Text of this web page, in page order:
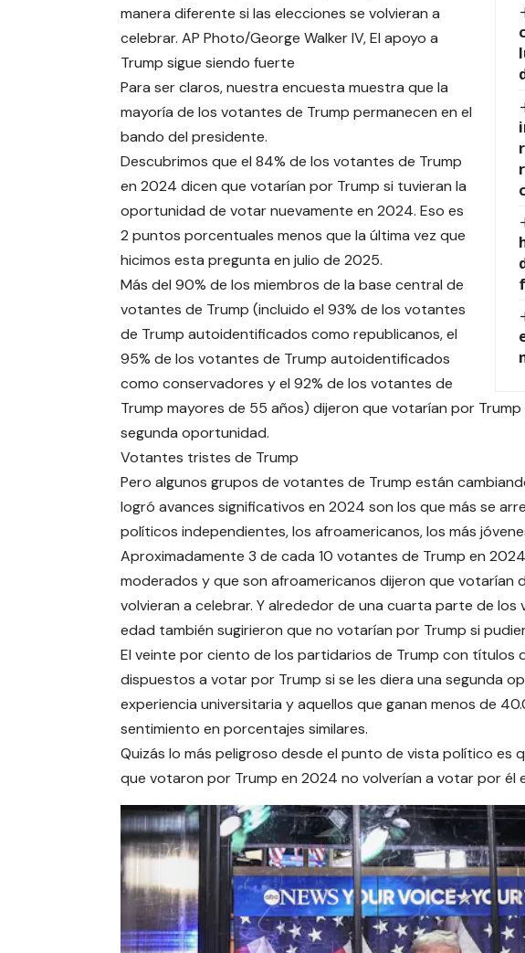
manera diferente si las elecciones se volvieran a
celebrar. AP Photo/George Walker IV, El apoyo a
Trump sigue siendo fuerte
Para ser claros, nuestra encuesta muestra que la
mayoría de los votantes de Trump permanecen en el
bando del presidente.
Descubrimos que el 84% de los votantes de Trump
en 2024 dicen que votarían por Trump si tuvieran la
oportunidad de votar nuevamente en 2024. Eso es
2 puntos porcentuales menos que la última vez que
hicimos esta pregunta en julio de 2025.
Más del 90% de los miembros de la base central de
votantes de Trump (incluido el 93% de los votantes
de Trump autoidentificados como republicanos, el
95% de los votantes de Trump autoidentificados
como conservadores y el 92% de los votantes de
Trump mayores de 55 años) dijeron que votarían por
segunda oportunidad.
Votantes tristes de Trump
Pero algunos grupos de votantes de Trump están
logró avances significativos en 2024 son los que más se
políticos independientes, los afroamericanos, los más
Aproximadamente 3 de cada 10 votantes de Trump en
moderados y que son afroamericanos dijeron que votarían
volvieran a celebrar. Y alrededor de una cuarta parte de
edad también sugirieron que no votarían por Trump si
El veinte por ciento de los partidarios de Trump con títulos
dispuestos a votar por Trump si se les diera una segunda
experiencia universitaria y aquellos que ganan menos de
sentimiento en porcentajes similares.
Quizás lo más peligroso desde el punto de vista político es
que votaron por Trump en 2024 no volverían a votar por él